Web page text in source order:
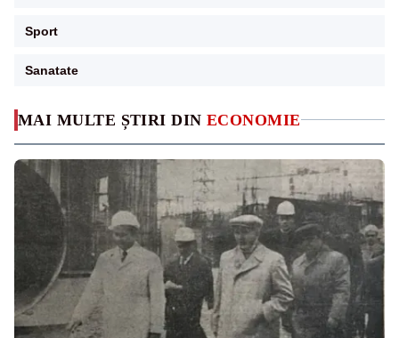
MAI MULTE ȘTIRI DIN ECONOMIE
Sport
Sanatate